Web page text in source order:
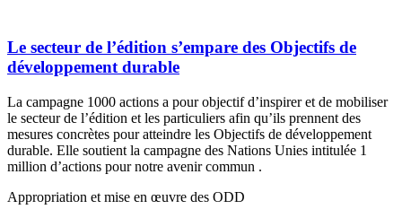
Le secteur de l’édition s’empare des Objectifs de
développement durable
La campagne 1000 actions a pour objectif d’inspirer et de mobiliser
le secteur de l’édition et les particuliers afin qu’ils prennent des
mesures concrètes pour atteindre les Objectifs de développement
durable. Elle soutient la campagne des Nations Unies intitulée 1
million d’actions pour notre avenir commun .
Appropriation et mise en œuvre des ODD